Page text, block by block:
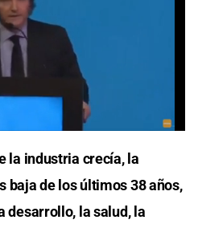
la industria crecía, la
baja de los últimos 38 años,
desarrollo, la salud, la